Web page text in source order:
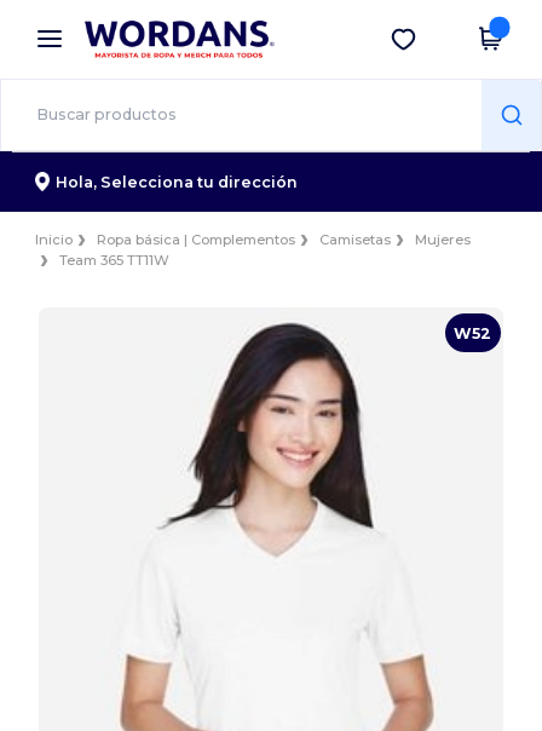
× App de Wordans
¡Mejores precios en app!
Descargar app
Hola, Selecciona tu dirección
Inicio Ropa básica | Complementos Camisetas
Mujeres
Team 365 TT11W
W52